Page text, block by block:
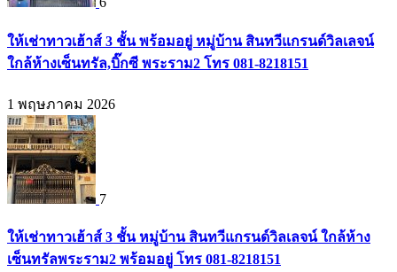
ให้เช่าทาวเฮ้าส์ 3 ชั้น พร้อมอยู่ หมู่บ้าน สินทวีแกรนด์วิลเลจน์
ใกล้ห้างเซ็นทรัล,บิ๊กซี พระราม2 โทร 081-8218151
1 พฤษภาคม 2026
7
ให้เช่าทาวเฮ้าส์ 3 ชั้น หมู่บ้าน สินทวีแกรนด์วิลเลจน์ ใกล้ห้าง
เซ็นทรัลพระราม2 พร้อมอยู่ โทร 081-8218151